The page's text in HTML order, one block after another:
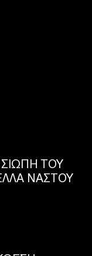
ΤΟΥ
ΝΑΣΤΟΥ